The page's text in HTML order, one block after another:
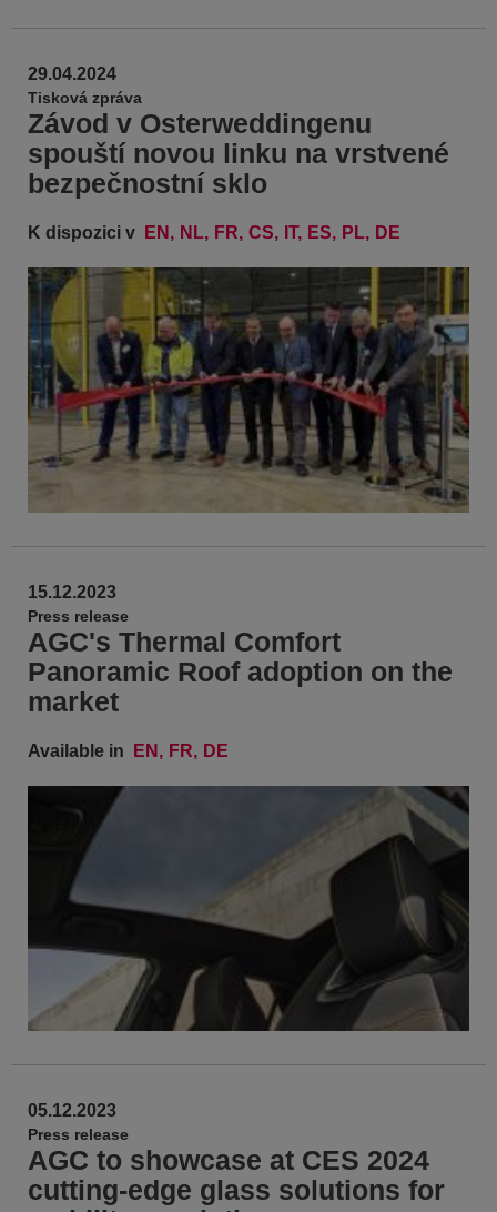
29.04.2024
Tisková zpráva
Závod v Osterweddingenu
spouští novou linku na vrstvené
bezpečnostní sklo
K dispozici v EN NL FR CS IT ES PL DE
15.12.2023
Press release
AGC's Thermal Comfort
Panoramic Roof adoption on the
market
Available in EN FR DE
05.12.2023
Press release
AGC to showcase at CES 2024
cutting-edge glass solutions for